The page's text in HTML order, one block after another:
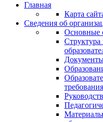
Главная
Карта
Сведения об
Основные
требования